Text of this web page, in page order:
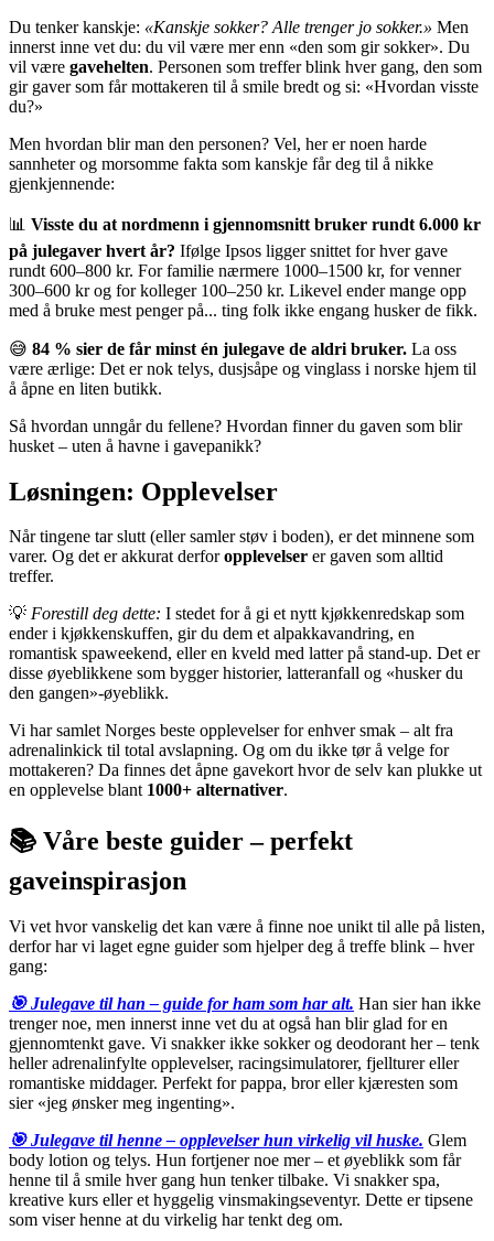
Du tenker kanskje: «Kanskje sokker? Alle trenger jo sokker.» Men
innerst inne vet du: du vil være mer enn «den som gir sokker». Du
vil være gavehelten. Personen som treffer blink hver gang, den som
gir gaver som får mottakeren til å smile bredt og si: «Hvordan visste
du?»
Men hvordan blir man den personen? Vel, her er noen harde
sannheter og morsomme fakta som kanskje får deg til å nikke
gjenkjennende:
📊 Visste du at nordmenn i gjennomsnitt bruker rundt 6.000 kr
på julegaver hvert år? Ifølge Ipsos ligger snittet for hver gave
rundt 600–800 kr. For familie nærmere 1000–1500 kr, for venner
300–600 kr og for kolleger 100–250 kr. Likevel ender mange opp
med å bruke mest penger på... ting folk ikke engang husker de fikk.
😅 84 % sier de får minst én julegave de aldri bruker. La oss
være ærlige: Det er nok telys, dusjsåpe og vinglass i norske hjem til
å åpne en liten butikk.
Så hvordan unngår du fellene? Hvordan finner du gaven som blir
husket – uten å havne i gavepanikk?
Løsningen: Opplevelser
Når tingene tar slutt (eller samler støv i boden), er det minnene som
varer. Og det er akkurat derforopplevelser er gaven som alltid
treffer.
💡 Forestill deg dette: I stedet for å gi et nytt kjøkkenredskap som
ender i kjøkkenskuffen, gir du dem et alpakkavandring, en
romantisk spaweekend, eller en kveld med latter på stand-up. Det er
disse øyeblikkene som bygger historier, latteranfall og «husker du
den gangen»-øyeblikk.
Vi har samlet Norges beste opplevelser for enhver smak – alt fra
adrenalinkick til total avslapning. Og om du ikke tør å velge for
mottakeren? Da finnes det åpne gavekort hvor de selv kan plukke ut
en opplevelse blant 1000+ alternativer.
📚 Våre beste guider – perfekt
gaveinspirasjon
Vi vet hvor vanskelig det kan være å finne noe unikt til alle på listen,
derfor har vi laget egne guider som hjelper deg å treffe blink – hver
gang:
🎯Julegave til han – guide for ham som har alt. Han sier han ikke
trenger noe, men innerst inne vet du at også han blir glad for en
gjennomtenkt gave. Vi snakker ikke sokker og deodorant her – tenk
heller adrenalinfylte opplevelser, racingsimulatorer, fjellturer eller
romantiske middager. Perfekt for pappa, bror eller kjæresten som
sier «jeg ønsker meg ingenting».
🎯Julegave til henne – opplevelser hun virkelig vil huske. Glem
body lotion og telys. Hun fortjener noe mer – et øyeblikk som får
henne til å smile hver gang hun tenker tilbake. Vi snakker spa,
kreative kurs eller et hyggelig vinsmakingseventyr. Dette er tipsene
som viser henne at du virkelig har tenkt deg om.